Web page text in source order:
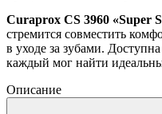
Curaprox CS 3960 «Super
стремится совместить
в уходе за зубами.
каждый мог найти
Описание